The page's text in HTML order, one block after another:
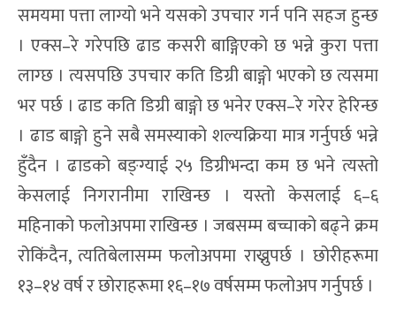
समयमा पत्ता लाग्यो भने यसको उपचार गर्न पनि सहज हुन्छ
। एक्स–रे गरेपछि ढाड कसरी बाङ्गिएको छ भन्ने कुरा पत्ता
लाग्छ । त्यसपछि उपचार कति डिग्री बाङ्गो भएको छ त्यसमा
भर पर्छ । ढाड कति डिग्री बाङ्गो छ भनेर एक्स–रे गरेर हेरिन्छ
। ढाड बाङ्गो हुने सबै समस्याको शल्यक्रिया मात्र गर्नुपर्छ भन्ने
हुँदैन । ढाडको बङ्ग्याई २५ डिग्रीभन्दा कम छ भने त्यस्तो
केसलाई निगरानीमा राखिन्छ । यस्तो केसलाई ६–६
महिनाको फलोअपमा राखिन्छ । जबसम्म बच्चाको बढ्ने क्रम
रोकिंदैन, त्यतिबेलासम्म फलोअपमा राख्नुपर्छ । छोरीहरूमा
१३–१४ वर्ष र छोराहरूमा १६–१७ वर्षसम्म फलोअप गर्नुपर्छ ।